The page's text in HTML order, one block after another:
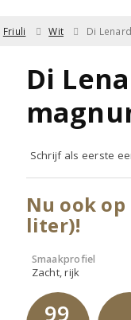
Friuli Wit Di
Di
Schrijf als eerste
Nu ook
liter)!
Smaakprofiel
Zacht, rijk
99